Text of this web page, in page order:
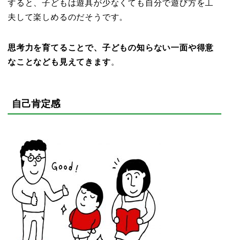
すると、子どもは遊具が少なくても自分で遊び方を工
夫して楽しめるのだそうです。
思考力を育てることで、子どもの知らない一面や得意
なことなども見えてきます。
自己肯定感